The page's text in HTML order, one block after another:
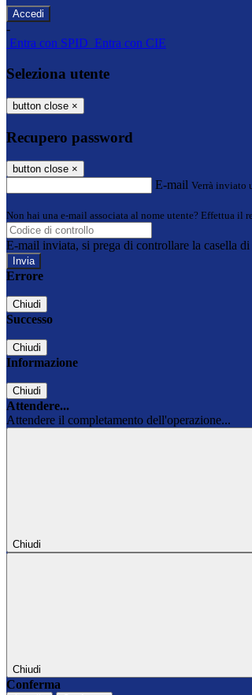
-
Entra con SPID Entra con CIE
Seleziona utente
button close ×
Recupero password
button close ×
E-mail Verrà inviato
Non hai una e-mail associata al nome utente? Effettua il
E-mail inviata, si prega di controllare la casella
Errore
Chiudi
Successo
Chiudi
Informazione
Chiudi
Attendere...
Attendere il completamento dell'operazione...
Chiudi
Chiudi
Conferma